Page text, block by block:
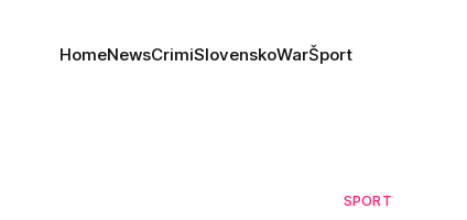
HomeNewsCrimiSlovenskoWarŠport
SPORT